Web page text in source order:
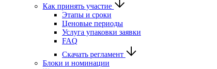
Как принять участие
Этапы и сроки
Ценовые периоды
Услуга упаковки заявки
FAQ
Скачать регламент
Блоки и номинации